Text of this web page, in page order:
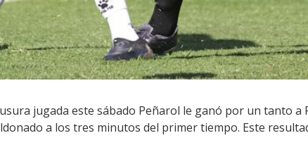
jugada este sábado Peñarol le ganó por un tanto
a los tres minutos del primer tiempo. Este